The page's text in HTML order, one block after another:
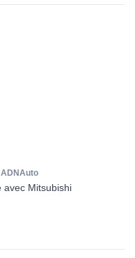
ADNAuto
avec Mitsubishi